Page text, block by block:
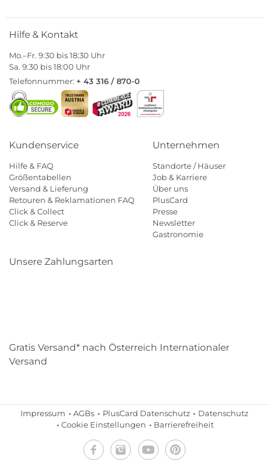
Hilfe & Kontakt
Mo.–Fr. 9:30 bis 18:30 Uhr
Sa. 9:30 bis 18:00 Uhr
Telefonnummer: + 43 316 / 870-0
Kundenservice
Hilfe & FAQ
Größentabellen
Versand & Lieferung
Retouren & Reklamationen FAQ
Click & Collect
Click & Reserve
Unternehmen
Standorte / Häuser
Job & Karriere
Über uns
PlusCard
Presse
Newsletter
Gastronomie
Unsere Zahlungsarten
Gratis Versand* nach Österreich Internationaler
Versand
Impressum AGBs PlusCard Datenschutz
Datenschutz
Cookie Einstellungen
Barrierefreiheit